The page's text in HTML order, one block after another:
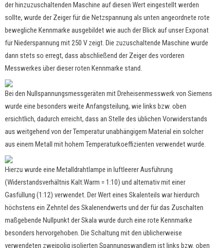
der hinzuzuschaltenden Maschine auf diesen Wert eingestellt werden
sollte, wurde der Zeiger für die Netzspannung als unten angeordnete rote
bewegliche Kennmarke ausgebildet wie auch der Blick auf unser Exponat
für Niederspannung mit 250 V zeigt. Die zuzuschaltende Maschine wurde
dann stets so erregt, dass abschließend der Zeiger des vorderen
Messwerkes über dieser roten Kennmarke stand.
Bei den Nullspannungsmessgeräten mit Dreheisenmesswerk von Siemens
wurde eine besonders weite Anfangsteilung, wie links bzw. oben
ersichtlich, dadurch erreicht, dass an Stelle des üblichen Vorwiderstands
aus weitgehend von der Temperatur unabhängigem Material ein solcher
aus einem Metall mit hohem Temperaturkoeffizienten verwendet wurde.
Hierzu wurde eine Metalldrahtlampe in luftleerer Ausführung
(Widerstandsverhältnis Kalt:Warm = 1:10) und alternativ mit einer
Gasfüllung (1:12) verwendet. Der Wert eines Skalenteils war hierdurch
höchstens ein Zehntel des Skalenendwerts und der für das Zuschalten
maßgebende Nullpunkt der Skala wurde durch eine rote Kennmarke
besonders hervorgehoben. Die Schaltung mit den üblicherweise
verwendeten zweipolig isolierten Spannungswandlern ist links bzw. oben